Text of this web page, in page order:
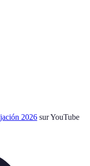
2026 sur YouTube